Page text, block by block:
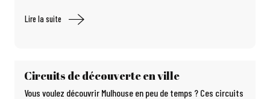
Lire la suite
Circuits de découverte en ville
Vous voulez découvrir Mulhouse en peu de temps ? Ces circuits